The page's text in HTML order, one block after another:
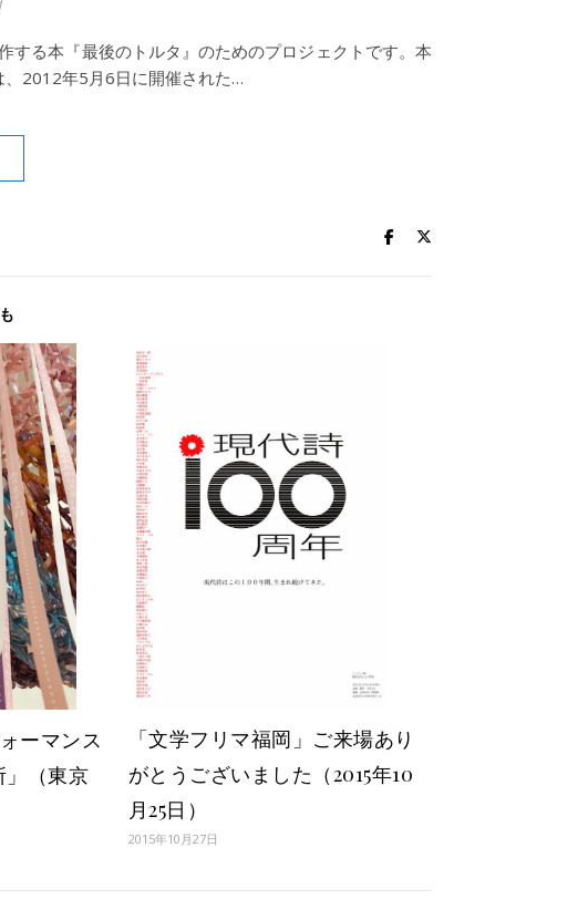
する本『最後のトルタ』のためのプロジェクトです。本
2012年5月6日に開催された…
ーマンス
」（東京
「文学フリマ福岡」ご来場あり
がとうございました（2015年10
月25日）
2015年10月27日